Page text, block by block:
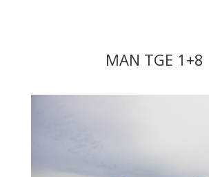
MAN TGE 1+8